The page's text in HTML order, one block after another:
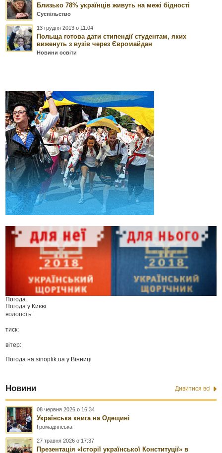
Близько 78% українців живуть на межі бідності
Суспільство
13 грудня 2013 о 11:04
Польща готова дати стипендії студентам, яких
виженуть з вузів через Євромайдан
Новини освіти
Погода
Погода у Києві
вологість:
тиск:
вітер:
Погода наsinoptik.ua у Вінниці
Новини Дивитися всі
08 червня 2026 о 16:34
Українська книга на Одещині
Громадянська
27 травня 2026 о 17:37
Презентація «Історії української Конституції» в